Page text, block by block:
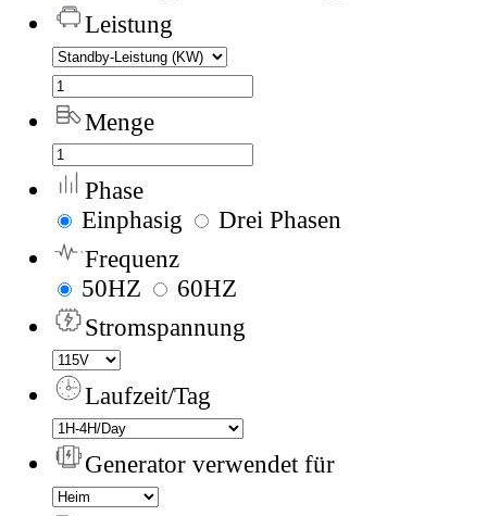
Leistung
Menge
Phase
Einphasig
Drei Phasen
Frequenz
50HZ
60HZ
Stromspannung
Laufzeit/Tag
Generator verwendet für